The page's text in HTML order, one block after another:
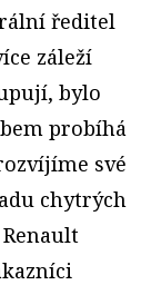
ředitel
záleží
bylo
probíhá
své
chytrých